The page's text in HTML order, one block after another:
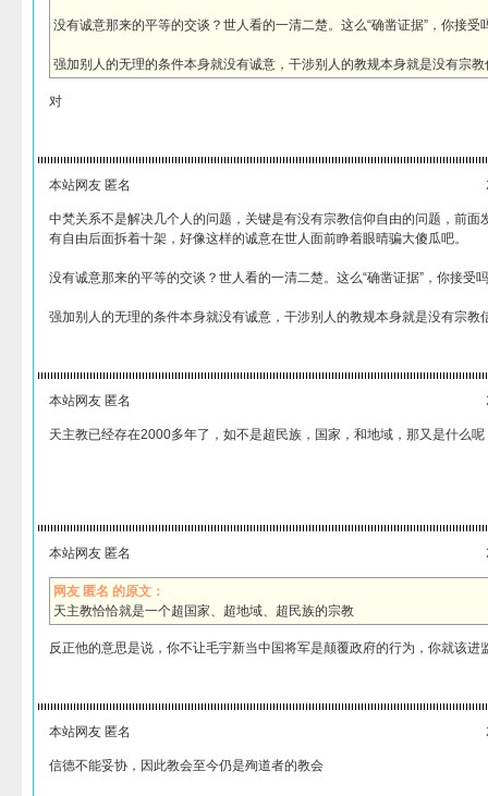
没有诚意那来的平等的交谈？世人看的一清二楚。这么“确凿证据”，你接受
强加别人的无理的条件本身就没有诚意，干涉别人的教规本身就是没有宗教
对
本站网友 匿名
中梵关系不是解决几个人的问题，关键是有没有宗教信仰自由的问题，前面
有自由后面拆着十架，好像这样的诚意在世人面前睁着眼晴骗大傻瓜吧。
没有诚意那来的平等的交谈？世人看的一清二楚。这么“确凿证据”，你接受
强加别人的无理的条件本身就没有诚意，干涉别人的教规本身就是没有宗教
本站网友 匿名
天主教已经存在2000多年了，如不是超民族，国家，和地域，那又是什么呢
本站网友 匿名
网友 匿名 的原文：
天主教恰恰就是一个超国家、超地域、超民族的宗教
反正他的意思是说，你不让毛宇新当中国将军是颠覆政府的行为，你就该进
本站网友 匿名
信德不能妥协，因此教会至今仍是殉道者的教会